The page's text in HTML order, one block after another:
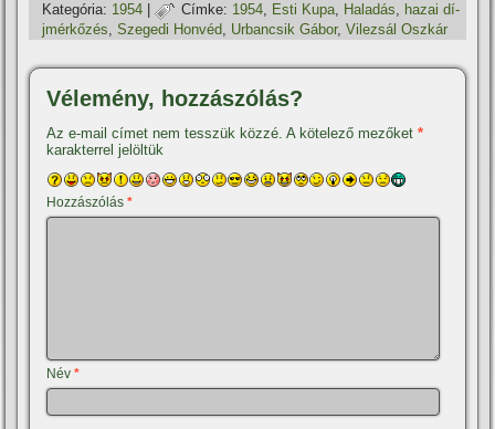
Kategória: 1954 | Címke: 1954, Esti Kupa, Haladás, hazai dí­
jmérkőzés ,Szegedi Honvéd Urbancsik Gábor,Vilezsál Oszkár
Vélemény, hozzászólás?
Az e-mail címet nem tesszük közzé. A kötelező mezőket*
karakterrel jelöltük
Hozzászólás*
Név*